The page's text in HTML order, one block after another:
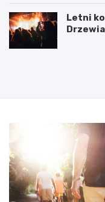
Letni
P
e
u
m
o
5
2
5
:
N